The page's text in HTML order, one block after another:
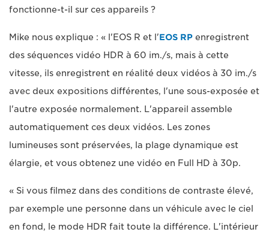
fonctionne-t-il sur ces appareils ?
Mike nous explique : « l'EOS R et l'EOS RP enregistrent
des séquences vidéo HDR à 60 im./s, mais à cette
vitesse, ils enregistrent en réalité deux vidéos à 30 im./s
avec deux expositions différentes, l'une sous-exposée et
l'autre exposée normalement. L'appareil assemble
automatiquement ces deux vidéos. Les zones
lumineuses sont préservées, la plage dynamique est
élargie, et vous obtenez une vidéo en Full HD à 30p.
« Si vous filmez dans des conditions de contraste élevé,
par exemple une personne dans un véhicule avec le ciel
en fond, le mode HDR fait toute la différence. L'intérieur